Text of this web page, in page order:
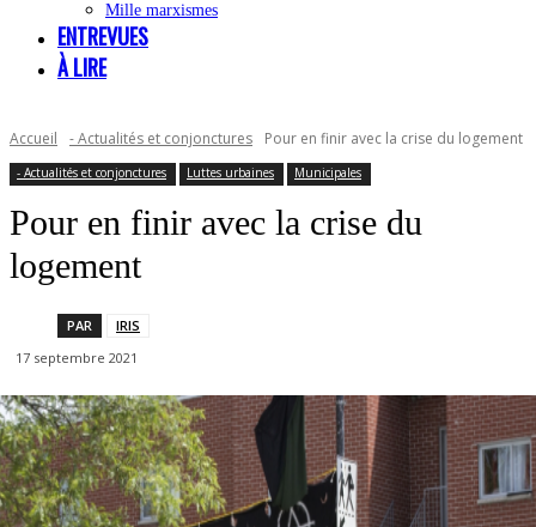
Mille marxismes
ENTREVUES
À LIRE
Accueil - Actualités et conjonctures Pour en finir avec la crise du logement
- Actualités et conjonctures Luttes urbaines Municipales
Pour en finir avec la crise du
logement
PAR
IRIS
17 septembre 2021